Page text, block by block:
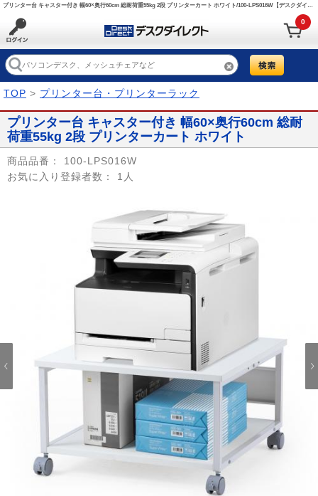
プリンター台 キャスター付き 幅60×奥行60cm 総耐荷重55kg 2段 プリンターカート ホワイト/100-LPS016W【デスクダイレクト】
0
TOP > プリンター台・プリンターラック
プリンター台 キャスター付き 幅60×奥行60cm 総耐
荷重55kg 2段 プリンターカート ホワイト
商品品番：
100-LPS016W
お気に入り登録者数：
1人